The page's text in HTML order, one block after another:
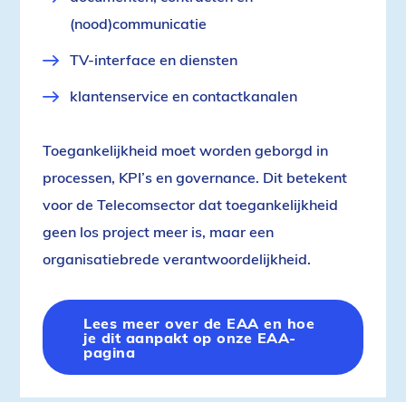
(nood)communicatie
TV-interface en diensten
klantenservice en contactkanalen
Toegankelijkheid moet worden geborgd in
processen, KPI’s en governance. Dit betekent
voor de Telecomsector dat toegankelijkheid
geen los project meer is, maar een
organisatiebrede verantwoordelijkheid.
Lees meer over de EAA en hoe
je dit aanpakt op onze EAA-
pagina